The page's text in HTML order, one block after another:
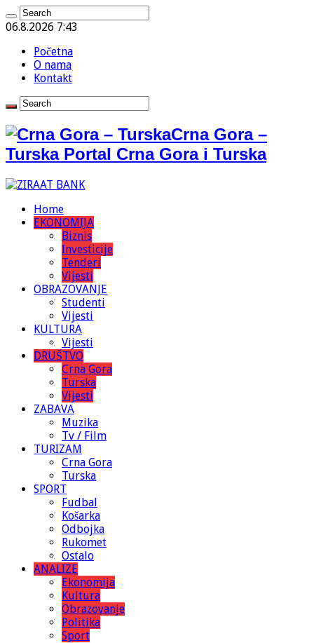
06.8.2026 7:43
Početna
O nama
Kontakt
Crna Gora –
Turska Portal Crna Gora i Turska
Home
EKONOMIJA
Biznis
Investicije
Tenderi
Vijesti
OBRAZOVANJE
Studenti
Vijesti
KULTURA
Vijesti
DRUŠTVO
Crna Gora
Turska
Vijesti
ZABAVA
Muzika
Tv / Film
TURIZAM
Crna Gora
Turska
SPORT
Fudbal
Košarka
Odbojka
Rukomet
Ostalo
ANALIZE
Ekonomija
Kultura
Obrazovanje
Politika
Sport